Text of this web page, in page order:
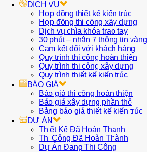
DỊCH VỤ
Hợp đồng thiết kế kiến trúc
Hợp đồng thi công xây dựng
Dịch vụ chìa khóa trao tay
30 phút – nhận 7 thông tin vàng
Cam kết đối với khách hàng
Quy trình thi công hoàn thiện
Quy trình thi công xây dựng
Quy trình thiết kế kiến trúc
BÁO GIÁ
Báo giá thi công hoàn thiện
Báo giá xây dựng phần thô
Bảng báo giá thiết kế kiến trúc
DỰ ÁN
Thiết Kế Đã Hoàn Thành
Thi Công Đã Hoàn Thành
Dự Án Đang Thi Công